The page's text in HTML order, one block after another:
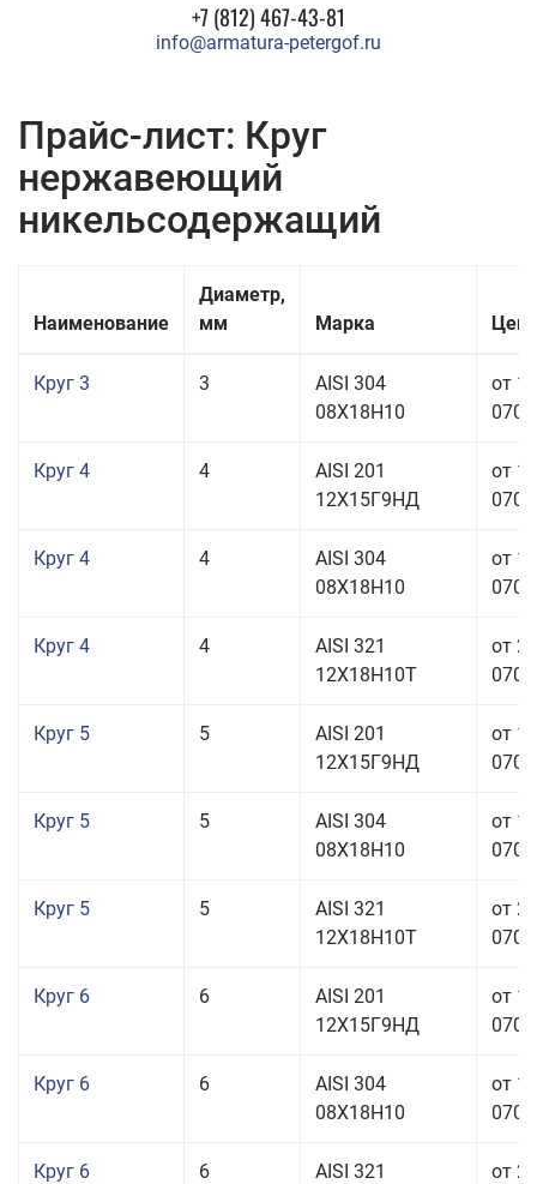
+7 (812) 467-43-81
info@armatura-petergof.ru
Прайс-лист: Круг
нержавеющий
никельсодержащий
Наименование
Диаметр,
мм
Марка
Круг 3 3
AISI 304
08Х18Н10
от
Круг 4 4
AISI 201
12Х15Г9НД
от
Круг 4 4
AISI 304
08Х18Н10
от
Круг 4 4
AISI 321
12Х18Н10Т
от
Круг 5 5
AISI 201
12Х15Г9НД
от
Круг 5 5
AISI 304
08Х18Н10
от
Круг 5 5
AISI 321
12Х18Н10Т
от
Круг 6 6
AISI 201
12Х15Г9НД
от
Круг 6 6
AISI 304
08Х18Н10
от
Круг 6 6
AISI 321
от